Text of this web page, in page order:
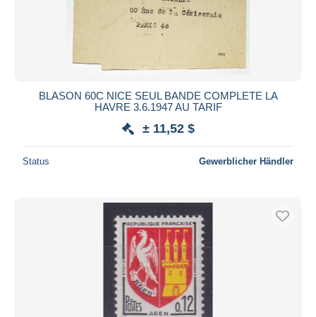
BLASON 60C NICE SEUL BANDE COMPLETE LA
HAVRE 3.6.1947 AU TARIF
± 11,52 $
Status Gewerblicher Händler